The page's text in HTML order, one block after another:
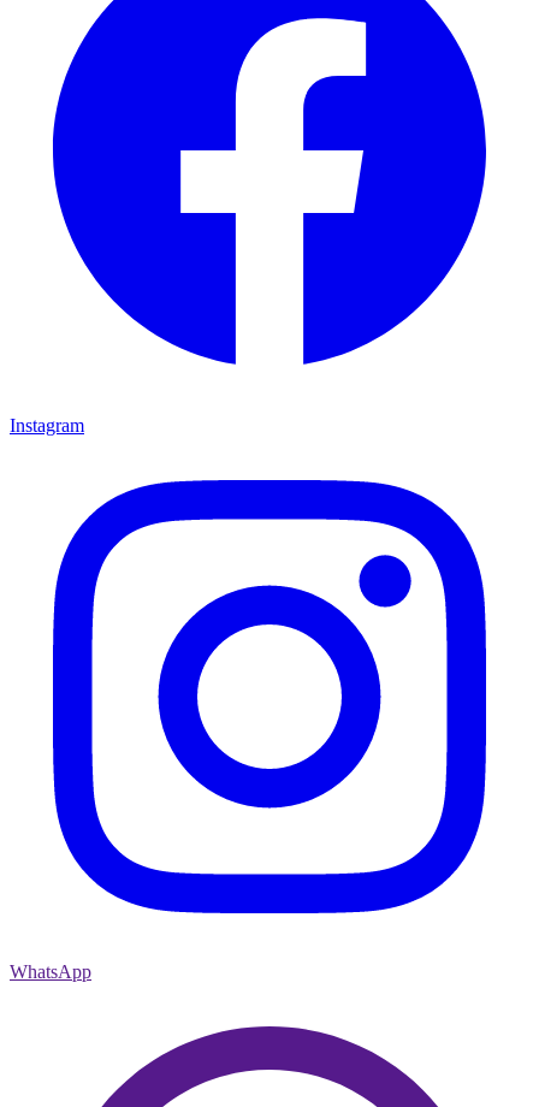
Instagram
WhatsApp